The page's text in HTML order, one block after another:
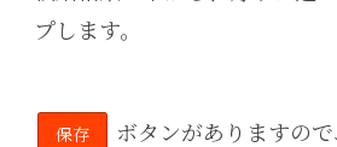
プします。
保存
ボタンがありますの